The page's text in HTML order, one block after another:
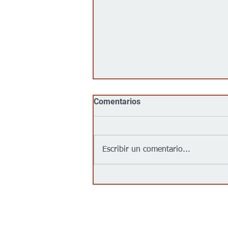
Comentarios
Escribir un comentario...